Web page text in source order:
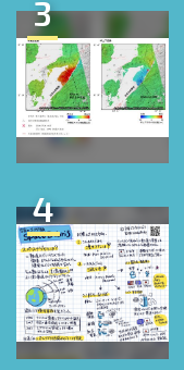
3
4